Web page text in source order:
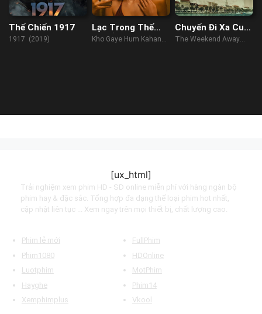
Thế Chiến 1917
1917 (2019)
Lạc Trong Thế
Giới Ảo
Kho Gaye Hum Kahan
Chuyến Đi Xa Cuối
Tuần
The Weekend Away